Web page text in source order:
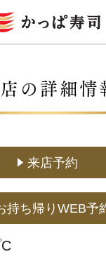
持ち帰り含む)
司
来店予約
持ち帰りWEB予